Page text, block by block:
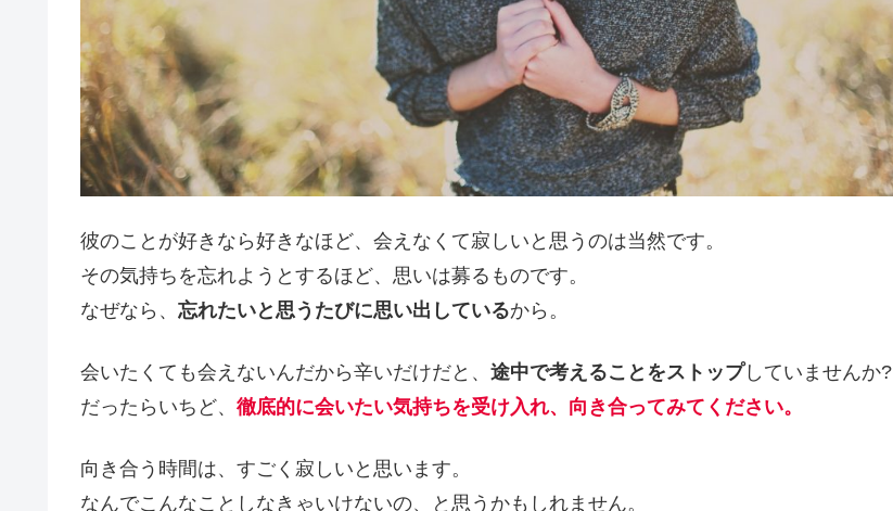
彼のことが好きなら好きなほど、会えなくて寂しいと思うのは当然です。
その気持ちを忘れようとするほど、思いは募るものです。
なぜなら、 忘れたいと思うたびに思い出しているから。
会いたくても会えないんだから辛いだけだと、 途中で考えることをストップしていませんか?
だったらいちど、 徹底的に会いたい気持ちを受け入れ、向き合ってみてください。
向き合う時間は、すごく寂しいと思います。
なんでこんなことしなきゃいけないの、と思うかもしれません。